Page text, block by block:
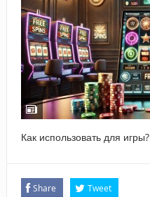
Как использовать для игры?
Share Tweet